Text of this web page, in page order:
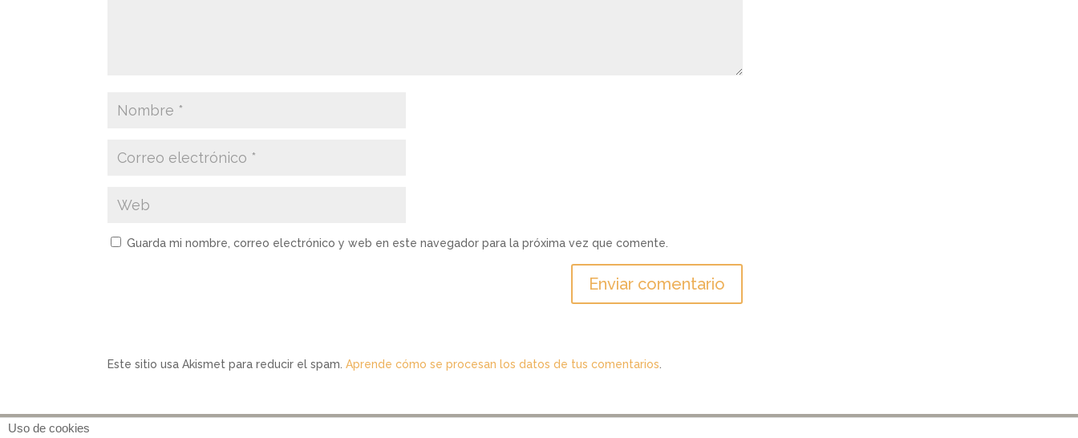
Guarda mi nombre, correo electrónico y web en este navegador para la próxima vez que comente.
Este sitio usa Akismet para reducir el spam.Aprende cómo se procesan los datos de tus comentarios
Uso de cookies